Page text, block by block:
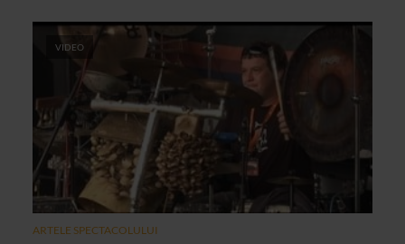
VIDEO
ARTELE SPECTACOLULUI